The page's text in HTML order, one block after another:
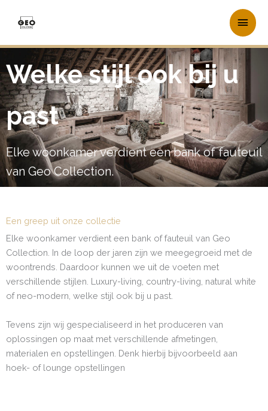
inhoud
Welke stijl ook bij u
past
Elke woonkamer verdient een bank of fauteuil
van Geo Collection.
Een greep uit onze collectie
Elke woonkamer verdient een bank of fauteuil van Geo
Collection. In de loop der jaren zijn we meegegroeid met de
woontrends. Daardoor kunnen we uit de voeten met
verschillende stijlen. Luxury-living, country-living, natural white
of neo-modern, welke stijl ook bij u past.
Tevens zijn wij gespecialiseerd in het produceren van
oplossingen op maat met verschillende afmetingen,
materialen en opstellingen. Denk hierbij bijvoorbeeld aan
hoek- of lounge opstellingen